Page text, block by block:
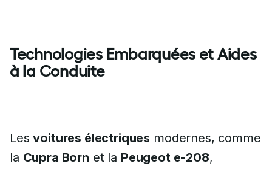
Technologies Embarquées et Aides
à la Conduite
Lesvoitures électriques modernes, comme
la Cupra Born et la Peugeot e-208,